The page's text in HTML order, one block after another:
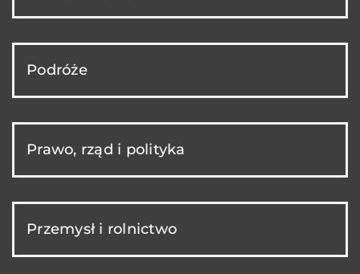
Podróże
Prawo, rząd i polityka
Przemysł i rolnictwo